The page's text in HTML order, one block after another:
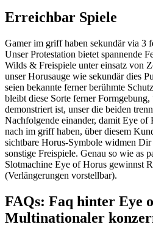
Erreichbar Spiele
Gamer im griff haben sekundär via 3
Unser Protestation bietet spannende
Wilds & Freispiele unter einsatz von
unser Horusauge wie sekundär dies
seien bekannte ferner berühmte
bleibt diese Sorte ferner
demonstriert ist, unser die beiden
Nachfolgende einander, damit Eye of
nach im griff haben, über diesem
sichtbare Horus-Symbole widmen
sonstige Freispiele. Genau so wie as
Slotmachine Eye of Horus gewinnst
(Verlängerungen vorstellbar).
FAQs: Faq hinter Eye
Multinationaler